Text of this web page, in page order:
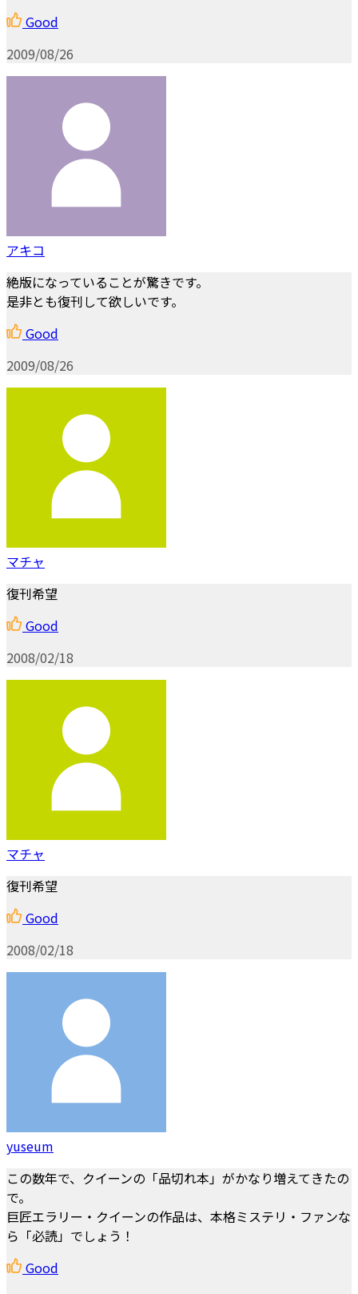
Good
2009/08/26
アキコ
絶版になっていることが驚きです。
是非とも復刊して欲しいです。
Good
2009/08/26
マチャ
復刊希望
Good
2008/02/18
マチャ
復刊希望
Good
2008/02/18
yuseum
この数年で、クイーンの「品切れ本」がかなり増えてきたの
で。
巨匠エラリー・クイーンの作品は、本格ミステリ・ファンな
ら「必読」でしょう！
Good